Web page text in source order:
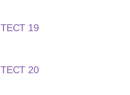
ТЕСТ 19
ТЕСТ 20